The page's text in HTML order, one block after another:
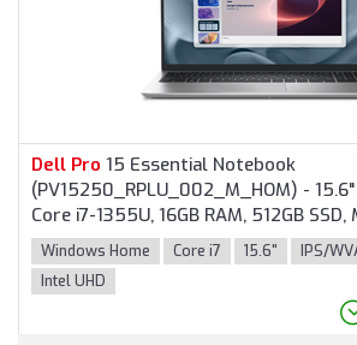
Dell Pro 15 Essential Notebook
(PV15250_RPLU_002_M_HOM) -
Core i7-1355U, 16GB RAM, 512GB
billentyűzet, Windows 11 Home, 3 év
Platinaezüst színben
Windows Home Core i7 15.6" IPS/
Intel UHD